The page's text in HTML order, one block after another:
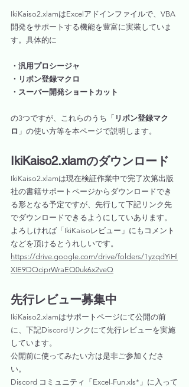
IkiKaiso2.xlamはExcelアドインファイルで、VBA
開発をサポートする機能を豊富に実装していま
す。具体的に
・汎用プロシージャ
・リボン登録マクロ
・スーパー開発ショートカット
の3つですが、これらのうち「 リボン登録マク
ロ 」の使い方等を本ページで説明します。
IkiKaiso2.xlamのダウンロード
IkiKaiso2.xlamは現在検証作業中で完了次第出版
社の書籍サポートページからダウンロードでき
る形となる予定ですが、先行して下記リンク先
でダウンロードできるようにしていあります。
よろしければ「IkiKaisoレビュー」にもコメント
などを頂けるとうれしいです。
https://drive.google.com/drive/folders/1yzqdYiHl
XIE9DQciprWraEQ0uk6x2veQ
先行レビュー募集中
IkiKaiso2.xlamはサポートページにて公開の前
に、下記Discordリンクにて先行レビューを実施
しています。
公開前に使ってみたい方は是非ご参加くださ
い。
Discord コミュニティ「Excel-Fun.xls*」に入って